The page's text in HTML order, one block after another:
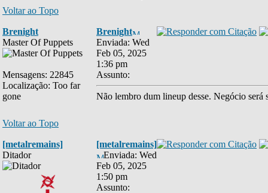
Voltar ao Topo
Brenight
Master Of Puppets
Mensagens: 22845
Localização: Too far
gone
Brenight
Enviada: Wed
Feb 05, 2025
1:36 pm
Assunto:
Não lembro dum lineup desse. Negócio será
Voltar ao Topo
[metalremains]
Ditador
[metalremains]
Enviada: Wed
Feb 05, 2025
1:50 pm
Assunto: